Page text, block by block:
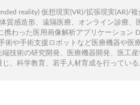
reality) 仮想現実(VR)/拡張現実(AR)/
質感造形、遠隔医療、オンライン診療、
携わった医用画像解析アプリケーション
術や手術支援ロボットなど医療機器や医
技術の研究開発、医療機器開発、医工
、科学教育、若手人材育成を行っている